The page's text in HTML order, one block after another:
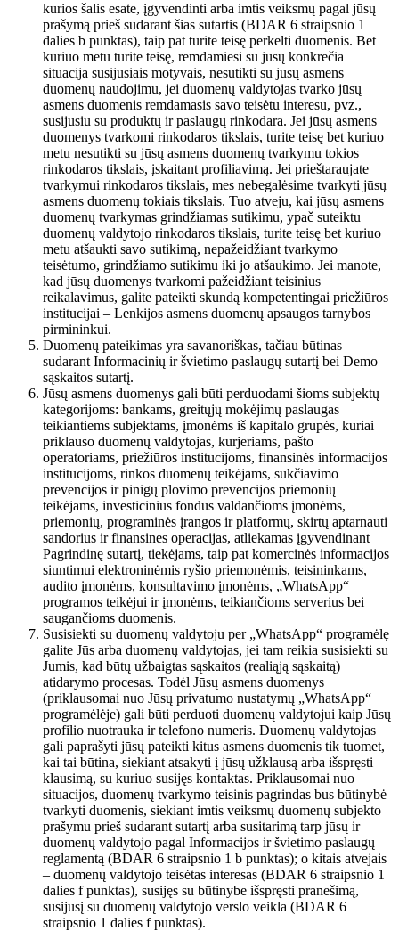
kurios šalis esate, įgyvendinti arba imtis veiksmų pagal jūsų
prašymą prieš sudarant šias sutartis (BDAR 6 straipsnio 1
dalies b punktas), taip pat turite teisę perkelti duomenis. Bet
kuriuo metu turite teisę, remdamiesi su jūsų konkrečia
situacija susijusiais motyvais, nesutikti su jūsų asmens
duomenų naudojimu, jei duomenų valdytojas tvarko jūsų
asmens duomenis remdamasis savo teisėtu interesu, pvz.,
susijusiu su produktų ir paslaugų rinkodara. Jei jūsų asmens
duomenys tvarkomi rinkodaros tikslais, turite teisę bet kuriuo
metu nesutikti su jūsų asmens duomenų tvarkymu tokios
rinkodaros tikslais, įskaitant profiliavimą. Jei prieštaraujate
tvarkymui rinkodaros tikslais, mes nebegalėsime tvarkyti jūsų
asmens duomenų tokiais tikslais. Tuo atveju, kai jūsų asmens
duomenų tvarkymas grindžiamas sutikimu, ypač suteiktu
duomenų valdytojo rinkodaros tikslais, turite teisę bet kuriuo
metu atšaukti savo sutikimą, nepažeidžiant tvarkymo
teisėtumo, grindžiamo sutikimu iki jo atšaukimo. Jei manote,
kad jūsų duomenys tvarkomi pažeidžiant teisinius
reikalavimus, galite pateikti skundą kompetentingai priežiūros
institucijai – Lenkijos asmens duomenų apsaugos tarnybos
pirmininkui.
Duomenų pateikimas yra savanoriškas, tačiau būtinas
sudarant Informacinių ir švietimo paslaugų sutartį bei Demo
sąskaitos sutartį.
Jūsų asmens duomenys gali būti perduodami šioms subjektų
kategorijoms: bankams, greitųjų mokėjimų paslaugas
teikiantiems subjektams, įmonėms iš kapitalo grupės, kuriai
priklauso duomenų valdytojas, kurjeriams, pašto
operatoriams, priežiūros institucijoms, finansinės informacijos
institucijoms, rinkos duomenų teikėjams, sukčiavimo
prevencijos ir pinigų plovimo prevencijos priemonių
teikėjams, investicinius fondus valdančioms įmonėms,
priemonių, programinės įrangos ir platformų, skirtų aptarnauti
sandorius ir finansines operacijas, atliekamas įgyvendinant
Pagrindinę sutartį, tiekėjams, taip pat komercinės informacijos
siuntimui elektroninėmis ryšio priemonėmis, teisininkams,
audito įmonėms, konsultavimo įmonėms, „WhatsApp“
programos teikėjui ir įmonėms, teikiančioms serverius bei
saugančioms duomenis.
Susisiekti su duomenų valdytoju per „WhatsApp“ programėlę
galite Jūs arba duomenų valdytojas, jei tam reikia susisiekti su
Jumis, kad būtų užbaigtas sąskaitos (realiąją sąskaitą)
atidarymo procesas. Todėl Jūsų asmens duomenys
(priklausomai nuo Jūsų privatumo nustatymų „WhatsApp“
programėlėje) gali būti perduoti duomenų valdytojui kaip Jūsų
profilio nuotrauka ir telefono numeris. Duomenų valdytojas
gali paprašyti jūsų pateikti kitus asmens duomenis tik tuomet,
kai tai būtina, siekiant atsakyti į jūsų užklausą arba išspręsti
klausimą, su kuriuo susijęs kontaktas. Priklausomai nuo
situacijos, duomenų tvarkymo teisinis pagrindas bus būtinybė
tvarkyti duomenis, siekiant imtis veiksmų duomenų subjekto
prašymu prieš sudarant sutartį arba susitarimą tarp jūsų ir
duomenų valdytojo pagal Informacijos ir švietimo paslaugų
reglamentą (BDAR 6 straipsnio 1 b punktas); o kitais atvejais
– duomenų valdytojo teisėtas interesas (BDAR 6 straipsnio 1
dalies f punktas), susijęs su būtinybe išspręsti pranešimą,
susijusį su duomenų valdytojo verslo veikla (BDAR 6
straipsnio 1 dalies f punktas).